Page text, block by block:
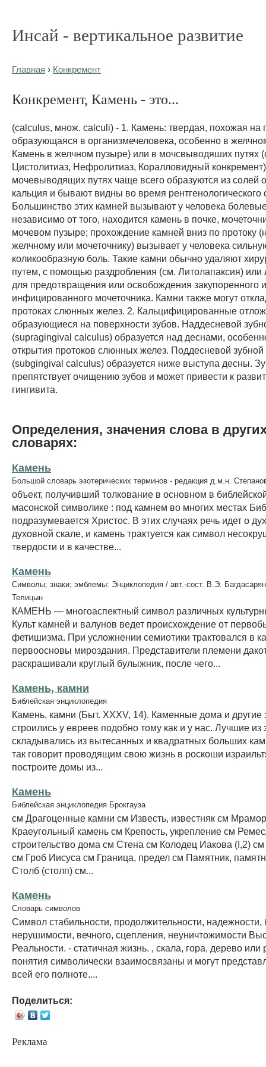
Инсай - вертикальное развитие
Главная › Конкремент
Конкремент, Камень - это...
(calculus, множ. calculi) - 1. Камень: твердая, похожая на
образующаяся в организмечеловека, особенно в
Камень в желчном пузыре) или в мочсвыводяших путях
Цистолитиаз, Нефролитиаз, Коралловидный
мочевыводящих путях чаще всего образуются из солей
кальция и бывают видны во время рентгенологического
Большинство этих камней вызывают у человека
независимо от того, находится камень в почке,
мочевом пузыре; прохождение камней вниз по протоку
желчному или мочеточнику) вызывает у человека
коликообразную боль. Такие камни обычно удаляют
путем, с помощью раздробления (см. Литолапаксия) или
для предотвращения или освобождения закупоренного и
инфицированного мочеточника. Камни также могут
протоках слюнных желез. 2. Кальцифицированные
образующиеся на поверхности зубов. Наддесневой
(supragingival calculus) образуется над деснами,
открытия протоков слюнных желез. Поддесневой зубной
(subgingival calculus) образуется ниже выступа десны.
препятствует очищению зубов и может привести к
гингивита.
Определения, значения слова в
словарях:
Камень
Большой словарь эзотерических терминов - редакция д.м.н.
объект, получивший толкование в основном в
масонской символике : под камнем во многих местах
подразумевается Христос. В этих случаях речь идет о
духовной скале, и камень трактуется как символ
твердости и в качестве...
Камень
Символы; знаки; эмблемы: Энциклопедия / авт.-сост. В.Э.
Телицын
КАМЕНЬ — многоаспектный символ различных
Культ камней и валунов ведет происхождение от
фетишизма. При усложнении семиотики трактовался в
первоосновы мироздания. Представители племени
раскрашивали круглый булыжник, после чего...
Камень, камни
Библейская энциклопедия
Камень, камни (Быт. XXXV, 14). Каменные дома и другие
строились у евреев подобно тому как и у нас. Лучшие из
складывались из вытесанных и квадратных больших
так говорит проводящим свою жизнь в роскоши
построите домы из...
Камень
Библейская энциклопедия Брокгауза
см Драгоценные камни см Известь, известняк см
Краеугольный камень см Крепость, укрепление см
строительство дома см Стена см Колодец Иакова (I,2)
см Гроб Иисуса см Граница, предел см Памятник,
Столб (столп) см...
Камень
Словарь символов
Символ стабильности, продолжительности, надежности,
нерушимости, вечного, сцепления, неуничтожимости
Реальности. - статичная жизнь. , скала, гора, дерево или
понятия символически взаимосвязаны и могут
всей его полноте....
Поделиться:
Реклама